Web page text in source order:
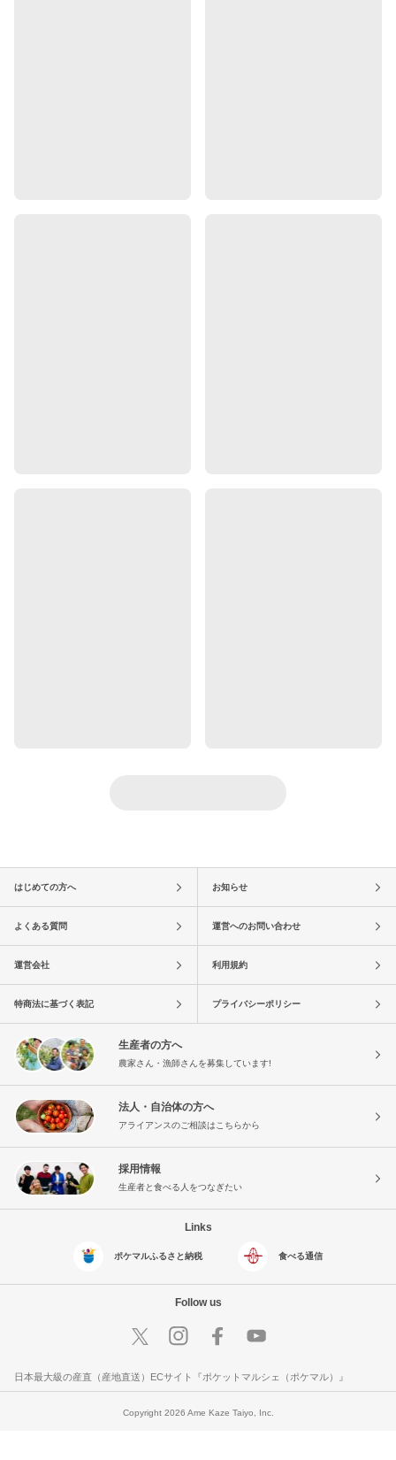
はじめての方へ お知らせ
よくある質問 運営へのお問い合わせ
運営会社 利用規約
特商法に基づく表記 プライバシーポリシー
生産者の方へ
農家さん・漁師さんを募集しています!
法人・自治体の方へ
アライアンスのご相談はこちらから
採用情報
生産者と食べる人をつなぎたい
Links
ポケマルふるさと納税 食べる通信
Follow us
日本最大級の産直（産地直送）ECサイト『ポケットマルシェ（ポケマル）』
Copyright 2026 Ame Kaze Taiyo, Inc.